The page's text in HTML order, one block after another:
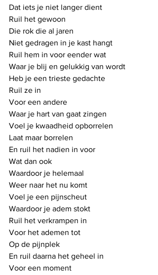
Dat iets je niet langer dient
Ruil het gewoon
Die rok die al jaren
Niet gedragen in je kast hangt
Ruil hem in voor eender wat
Waar je blij en gelukkig van wordt
Heb je een trieste gedachte
Ruil ze in
Voor een andere
Waar je hart van gaat zingen
Voel je kwaadheid opborrelen
Laat maar borrelen
En ruil het nadien in voor
Wat dan ook
Waardoor je helemaal
Weer naar het nu komt
Voel je een pijnscheut
Waardoor je adem stokt
Ruil het verkrampen in
Voor het ademen tot
Op de pijnplek
En ruil daarna het geheel in
Voor een moment